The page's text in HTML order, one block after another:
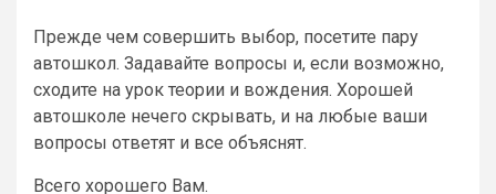
Прежде чем совершить выбор, посетите пару
автошкол. Задавайте вопросы и, если возможно,
сходите на урок теории и вождения. Хорошей
автошколе нечего скрывать, и на любые ваши
вопросы ответят и все объяснят.
Всего хорошего Вам.